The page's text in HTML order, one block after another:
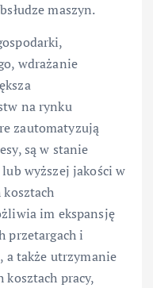
maszyn.
wdrażanie
na rynku
zautomatyzują
są w stanie
wyższej jakości w
im ekspansję
przetargach i
także utrzymanie
kosztach pracy,